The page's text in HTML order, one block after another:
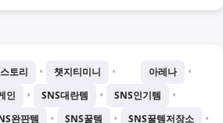
토리 • 챗지티미니 • 아레나 •
인 • SNS대란템 • SNS인기템 •
완판템 • SNS꿀템 • SNS꿀템저장소 •